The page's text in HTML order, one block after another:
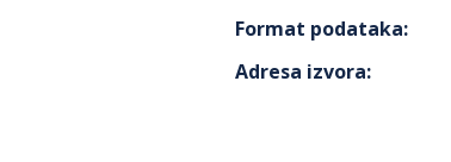
Format podataka:
Adresa izvora: